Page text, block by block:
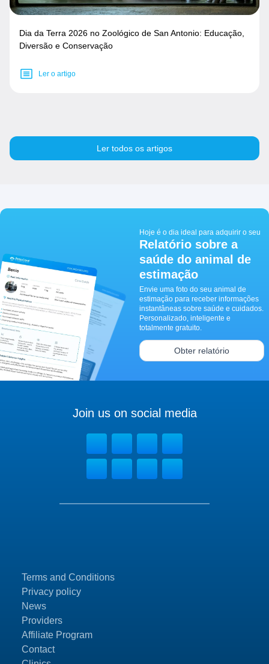
Dia da Terra 2026 no Zoológico de San Antonio: Educação,
Diversão e Conservação
Ler o artigo
Ler todos os artigos
Hoje é o dia ideal para adquirir o seu
Relatório sobre a
saúde do animal de
estimação
Envie uma foto do seu animal de
estimação para receber informações
instantâneas sobre saúde e cuidados.
Personalizado, inteligente e
totalmente gratuito.
Obter relatório
Terms and Conditions
Privacy policy
News
Providers
Affiliate Program
Contact
Join us on social media